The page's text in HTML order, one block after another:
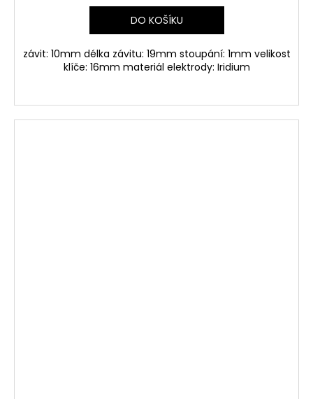
DO KOŠÍKU
závit: 10mm délka závitu: 19mm stoupání: 1mm velikost
klíče: 16mm materiál elektrody: Iridium